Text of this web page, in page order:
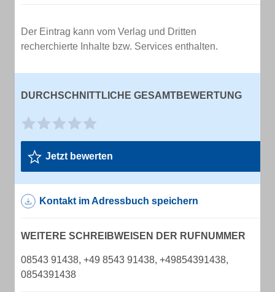
Der Eintrag kann vom Verlag und Dritten
recherchierte Inhalte bzw. Services enthalten.
DURCHSCHNITTLICHE GESAMTBEWERTUNG
Jetzt bewerten
Kontakt im Adressbuch speichern
WEITERE SCHREIBWEISEN DER RUFNUMMER
08543 91438, +49 8543 91438, +49854391438,
0854391438